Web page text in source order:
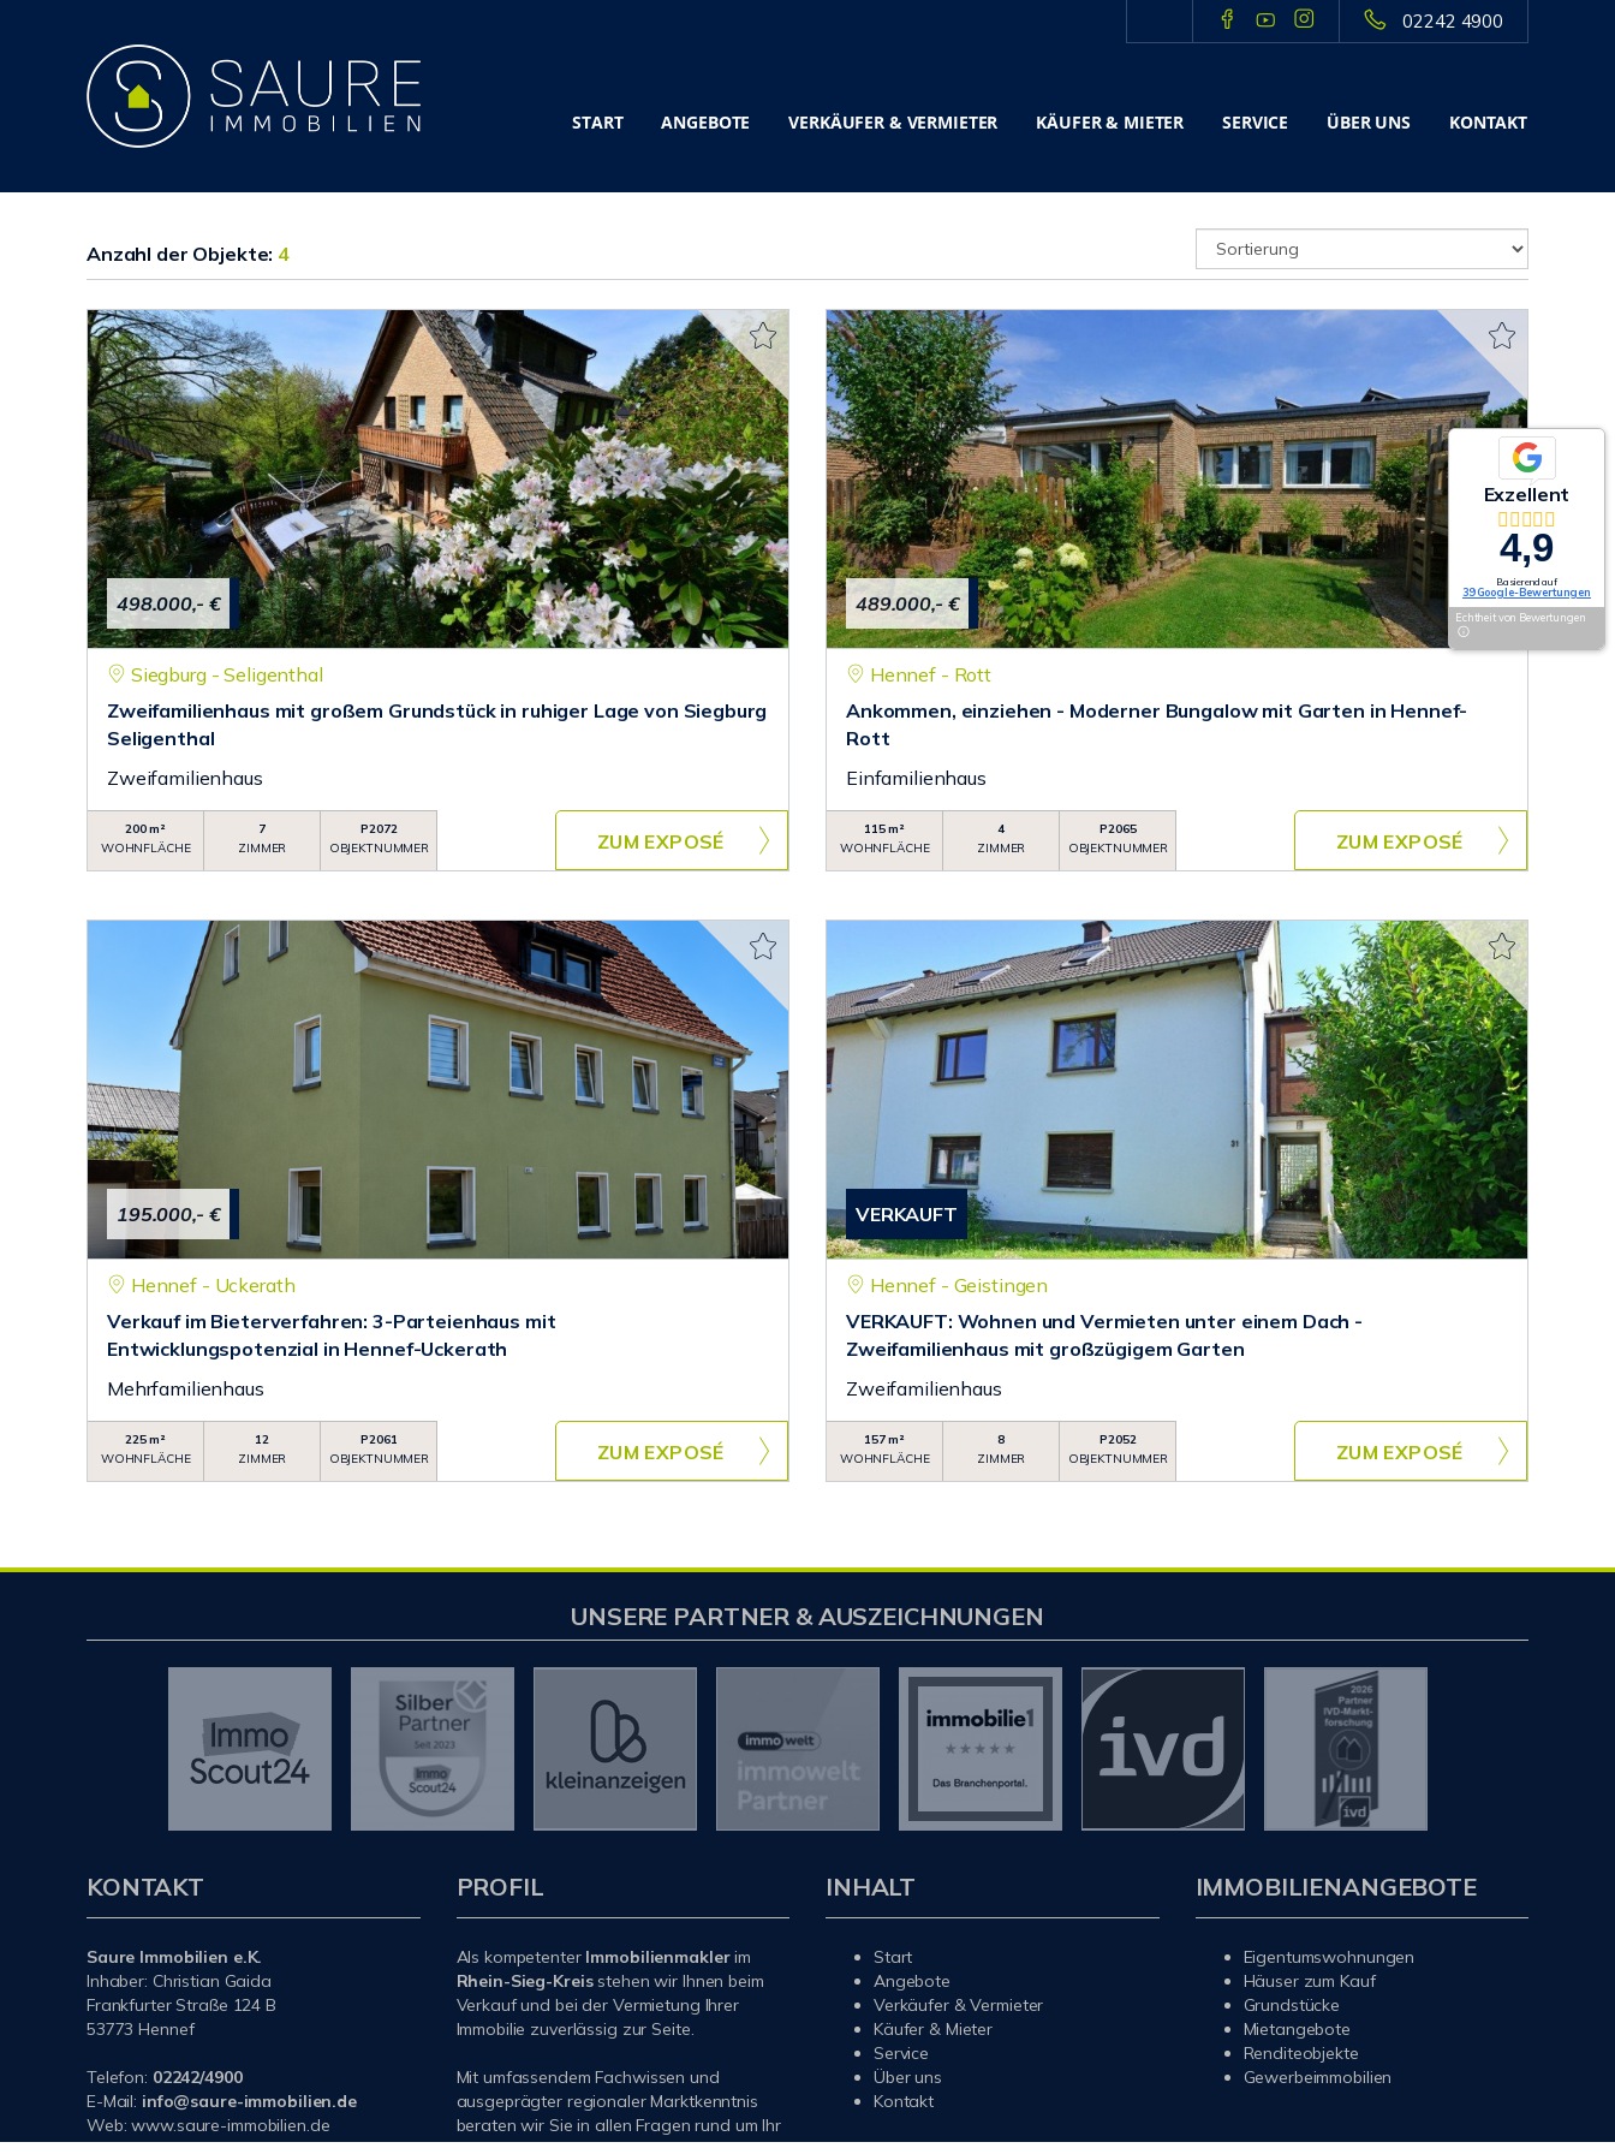
02242 4900
START ANGEBOTE VERKÄUFER & VERMIETER KÄUFER & MIETER SERVICE ÜBER UNS KONTAKT
Anzahl der Objekte: 4
498.000,- €
Siegburg - Seligenthal
Zweifamilienhaus mit großem Grundstück in ruhiger Lage von Siegburg
Seligenthal
Zweifamilienhaus
200 m²
WOHNFLÄCHE
7
ZIMMER
P2072
OBJEKTNUMMER
ZUM EXPOSÉ
489.000,- €
Hennef - Rott
Ankommen, einziehen - Moderner Bungalow mit Garten in Hennef-
Rott
Einfamilienhaus
115 m²
WOHNFLÄCHE
4
ZIMMER
P2065
OBJEKTNUMMER
ZUM EXPOSÉ
195.000,- €
Hennef - Uckerath
Verkauf im Bieterverfahren: 3-Parteienhaus mit
Entwicklungspotenzial in Hennef-Uckerath
Mehrfamilienhaus
225 m²
WOHNFLÄCHE
12
ZIMMER
P2061
OBJEKTNUMMER
ZUM EXPOSÉ
VERKAUFT
Hennef - Geistingen
VERKAUFT: Wohnen und Vermieten unter einem Dach -
Zweifamilienhaus mit großzügigem Garten
Zweifamilienhaus
157 m²
WOHNFLÄCHE
8
ZIMMER
P2052
OBJEKTNUMMER
ZUM EXPOSÉ
Exzellent
4,9
Basierend auf
39 Google-Bewertungen
Echtheit von Bewertungen
UNSERE PARTNER & AUSZEICHNUNGEN
KONTAKT
Saure Immobilien e.K.
Inhaber: Christian Gaida
Frankfurter Straße 124 B
53773 Hennef
Telefon: 02242/4900
E-Mail: info@saure-immobilien.de
Web: www.saure-immobilien.de
PROFIL
Als kompetenter Immobilienmaklerim
Rhein-Sieg-Kreis stehen wir Ihnen beim
Verkauf und bei der Vermietung Ihrer
Immobilie zuverlässig zur Seite.
Mit umfassendem Fachwissen und
ausgeprägter regionaler Marktkenntnis
beraten wir Sie in allen Fragen rund um Ihr
Haus oder Ihre Wohnung imRhein-Sieg-
INHALT
Start
Angebote
Verkäufer & Vermieter
Käufer & Mieter
Service
Über uns
Kontakt
IMMOBILIENANGEBOTE
Eigentumswohnungen
Häuser zum Kauf
Grundstücke
Mietangebote
Renditeobjekte
Gewerbeimmobilien